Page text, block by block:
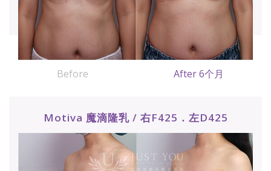
Before After 6个月
Motiva 魔滴隆乳 / 右F425．左D425